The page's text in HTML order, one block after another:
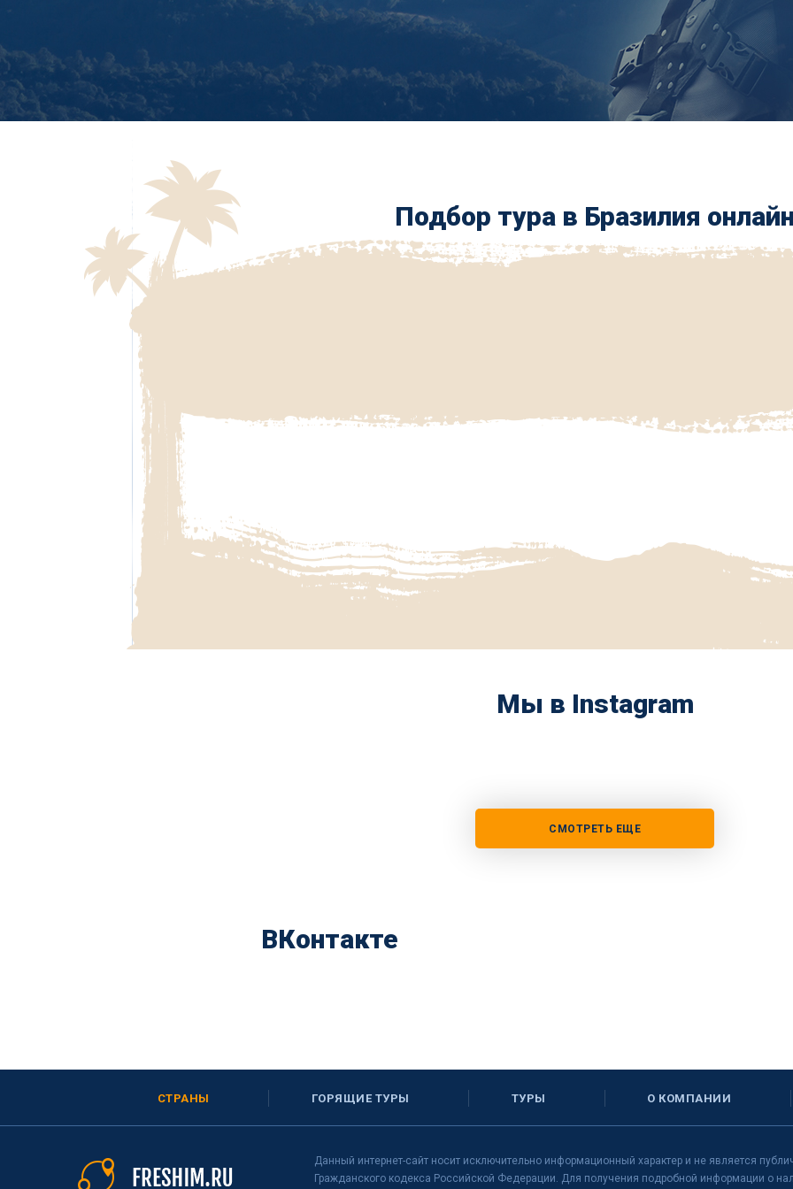
Подбор тура в Бразилия
Мы в Instagram
СМОТРЕТЬ ЕЩЕ
ВКонтакте
СТРАНЫ ГОРЯЩИЕ ТУРЫ ТУРЫ О КОМПАНИИ
Данный интернет-сайт носит исключительно информационный характер и не является
Гражданского кодекса Российской Федерации. Для получения подробной информации о